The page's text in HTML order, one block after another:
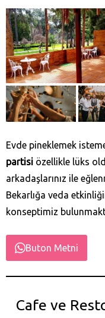
Evde pineklemek
partisi özellikle lüks
arkadaşlarınız ile
Bekarlığa veda
konseptimiz
Buton Metni
Cafe ve